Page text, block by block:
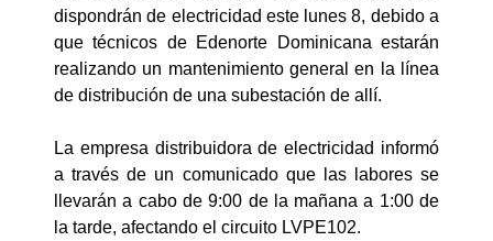
dispondrán de electricidad este lunes 8, debido a
que técnicos de Edenorte Dominicana estarán
realizando un mantenimiento general en la línea
de distribución de una subestación de allí.
La empresa distribuidora de electricidad informó
a través de un comunicado que las labores se
llevarán a cabo de 9:00 de la mañana a 1:00 de
la tarde, afectando el circuito LVPE102.